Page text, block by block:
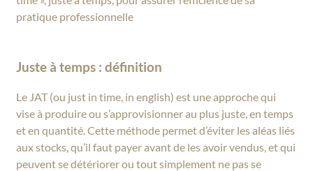
pratique professionnelle
Juste à temps : définition
Le JAT (ou just in time, in english) est une approche qui
vise à produire ou s’approvisionner au plus juste, en temps
et en quantité. Cette méthode permet d’éviter les aléas liés
aux stocks, qu’il faut payer avant de les avoir vendus, et qui
peuvent se détériorer ou tout simplement ne pas se